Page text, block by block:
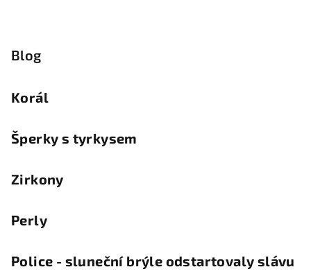
Blog
Korál
Šperky s tyrkysem
Zirkony
Perly
Police - sluneční brýle odstartovaly slávu